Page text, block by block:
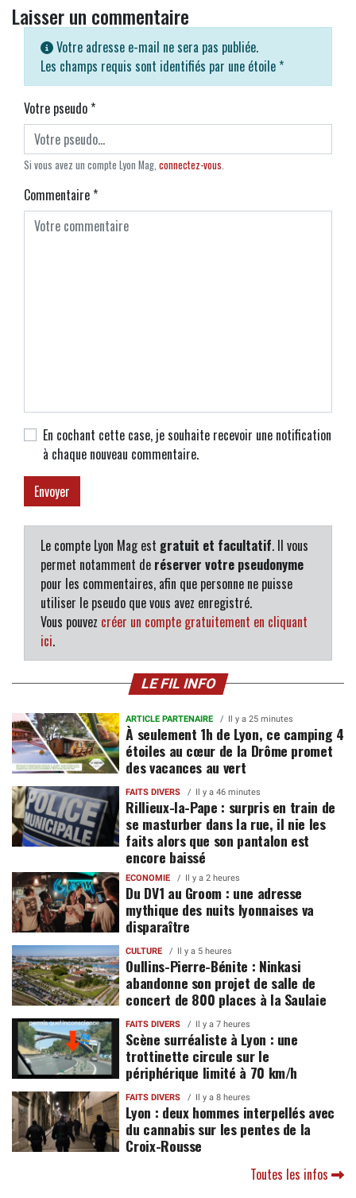
Laisser un commentaire
Votre adresse e-mail ne sera pas publiée.
Les champs requis sont identifiés par une étoile *
Votre pseudo*
Si vous avez un compte Lyon Mag, connectez-vous.
Commentaire*
En cochant cette case, je souhaite recevoir une notification
à chaque nouveau commentaire.
Le compte Lyon Mag est gratuit et facultatif. Il vous
permet notamment de réserver votre pseudonyme
pour les commentaires, afin que personne ne puisse
utiliser le pseudo que vous avez enregistré.
Vous pouvez créer un compte gratuitement en cliquant
ici.
LE FIL INFO
ARTICLE PARTENAIRE Il y a 25 minutes
À seulement 1h de Lyon, ce camping 4
étoiles au cœur de la Drôme promet
des vacances au vert
FAITS DIVERS Il y a 46 minutes
Rillieux-la-Pape : surpris en train de
se masturber dans la rue, il nie les
faits alors que son pantalon est
encore baissé
ECONOMIE Il y a 2 heures
Du DV1 au Groom : une adresse
mythique des nuits lyonnaises va
disparaître
CULTURE Il y a 5 heures
Oullins-Pierre-Bénite : Ninkasi
abandonne son projet de salle de
concert de 800 places à la Saulaie
FAITS DIVERS Il y a 7 heures
Scène surréaliste à Lyon : une
trottinette circule sur le
périphérique limité à 70 km/h
FAITS DIVERS Il y a 8 heures
Lyon : deux hommes interpellés avec
du cannabis sur les pentes de la
Croix-Rousse
Toutes les infos